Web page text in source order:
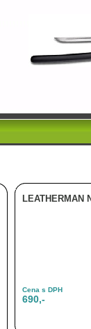
LEATHERMAN
Cena s DPH
690,-